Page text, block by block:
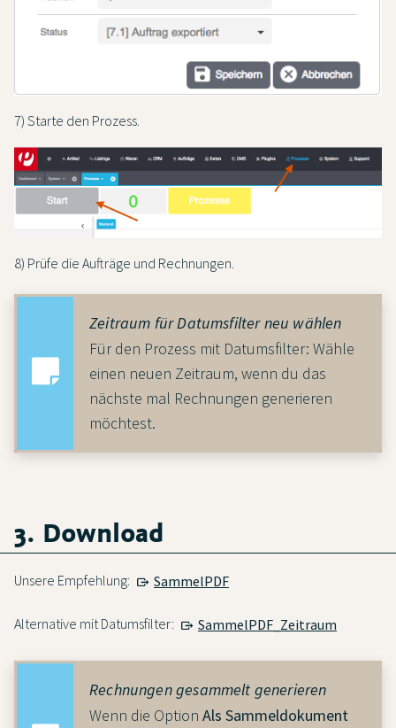
7) Starte den Prozess.
8) Prüfe die Aufträge und Rechnungen.
Zeitraum für Datumsfilter neu wählen
Für den Prozess mit Datumsfilter: Wähle
einen neuen Zeitraum, wenn du das
nächste mal Rechnungen generieren
möchtest.
3. Download
Unsere Empfehlung: SammelPDF
Alternative mit Datumsfilter: SammelPDF_Zeitraum
Rechnungen gesammelt generieren
Wenn die Option Als Sammeldokument